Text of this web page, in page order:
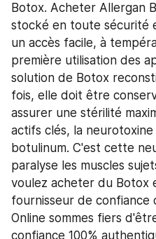
Botox. Acheter Allergan
stocké en toute sécurité
un accès facile, à
première utilisation des
solution de Botox
fois, elle doit être
assurer une stérilité
actifs clés, la
botulinum. C'est cette
paralyse les muscles
voulez acheter du Botox
fournisseur de
Online sommes fiers
confiance 100%